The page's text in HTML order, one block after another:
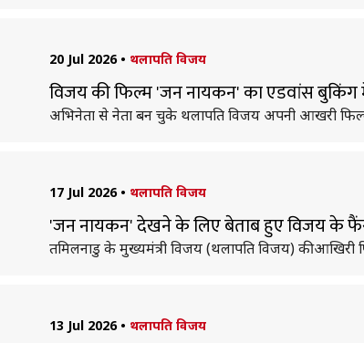
20 Jul 2026 • थलापति विजय
विजय की फिल्म 'जन नायकन' का एडवांस बुकिंग
अभिनेता से नेता बन चुके थलापति विजय अपनी आखरी
17 Jul 2026 • थलापति विजय
'जन नायकन' देखने के लिए बेताब हुए विजय के
तमिलनाडु के मुख्यमंत्री विजय (थलापति विजय) की
13 Jul 2026 • थलापति विजय